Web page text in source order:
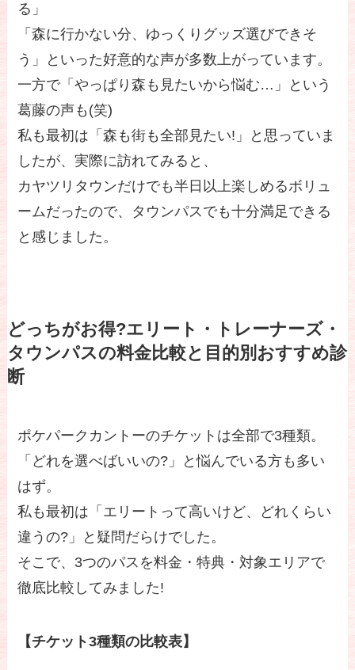
る」
「森に行かない分、ゆっくりグッズ選びできそ
う」といった好意的な声が多数上がっています。
一方で「やっぱり森も見たいから悩む…」という
葛藤の声も(笑)
私も最初は「森も街も全部見たい!」と思っていま
したが、実際に訪れてみると、
カヤツリタウンだけでも半日以上楽しめるボリュ
ームだったので、タウンパスでも十分満足できる
と感じました。
どっちがお得?エリート・トレーナーズ・
タウンパスの料金比較と目的別おすすめ診
断
ポケパークカントーのチケットは全部で3種類。
「どれを選べばいいの?」と悩んでいる方も多い
はず。
私も最初は「エリートって高いけど、どれくらい
違うの?」と疑問だらけでした。
そこで、3つのパスを料金・特典・対象エリアで
徹底比較してみました!
【チケット3種類の比較表】